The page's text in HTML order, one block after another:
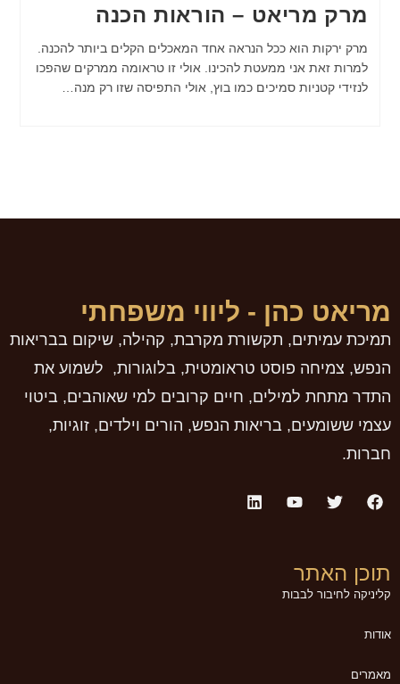
מרק מריאט – הוראות הכנה
מרק ירקות הוא ככל הנראה אחד המאכלים הקלים ביותר להכנה.
למרות זאת אני ממעטת להכינו. אולי זו טראומה ממרקים שהפכו
לנזידי קטניות סמיכים כמו בוץ, אולי התפיסה שזו רק מנה…
מריאט כהן - ליווי משפחתי
תמיכת עמיתים, תקשורת מקרבת, קהילה, שיקום בבריאות
הנפש, צמיחה פוסט טראומטית, בלוגורות, לשמוע את
התדר מתחת למילים, חיים קרובים למי שאוהבים, ביטוי
עצמי ששומעים, בריאות הנפש, הורים וילדים, זוגיות,
חברות.
תוכן האתר
קליניקה לחיבור לבבות
אודות
מאמרים